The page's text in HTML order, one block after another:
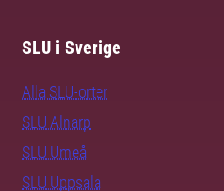
SLU i Sverige
Alla SLU-orter
SLU Alnarp
SLU Umeå
SLU Uppsala